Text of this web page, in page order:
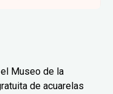
Museo de la
de acuarelas